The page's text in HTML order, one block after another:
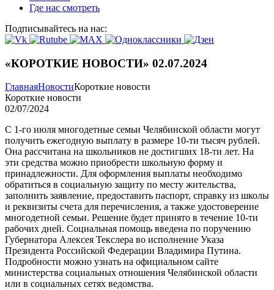
Где нас смотреть
Подписывайтесь на нас:
«КОРОТКИЕ НОВОСТИ» 02.07.2024
ГлавнаяНовостиКороткие новости
Короткие новости
02/07/2024
С 1-го июля многодетные семьи Челябинской области могут
получить ежегодную выплату в размере 10-ти тысяч рублей.
Она рассчитана на школьников не достигших 18-ти лет. На
эти средства можно приобрести школьную форму и
принадлежности. Для оформления выплаты необходимо
обратиться в социальную защиту по месту жительства,
заполнить заявление, предоставить паспорт, справку из школы
и реквизиты счета для перечисления, а также удостоверение
многодетной семьи. Решение будет принято в течение 10-ти
рабочих дней. Социальная помощь введена по поручению
Губернатора Алексея Текслера во исполнение Указа
Президента Российской Федерации Владимира Путина.
Подробности можно узнать на официальном сайте
министерства социальных отношения Челябинской области
или в социальных сетях ведомства.